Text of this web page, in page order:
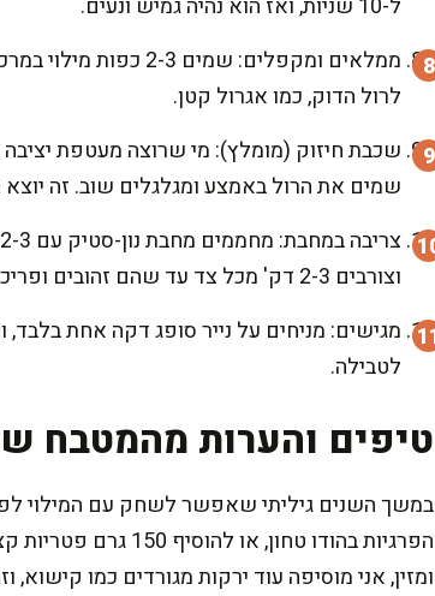
ל-10 שניות, ואז הוא נהיה גמיש ונעים.
ממלאים ומקפלים:
לרול הדוק, כמו אגרול קטן.
שכבת חיזוק (מומלץ): מי שרוצה מעטפת יציבה
שמים את הרול באמצע ומגלגלים שוב. זה
וצורבים 2-3 דק' מכל צד עד שהם זהובים ופריכים.
מגישים: מניחים על נייר סופג דקה אחת
לטבילה.
טיפים והערות מהמטבח
במשך השנים גיליתי שאפשר לשחק עם המילוי
הפרגיות בהודו
ומזין, אני מוסיפה עוד ירקות מגורדים כמו